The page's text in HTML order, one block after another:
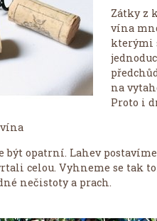
Zátky z
vína
kterými
na
Proto i
opatrní. Lahev
celou. Vyhneme se tak
nečistoty a prach.